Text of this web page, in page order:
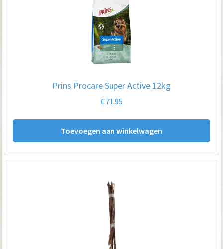
Prins Procare Super Active 12kg
€ 71.95
Toevoegen aan winkelwagen